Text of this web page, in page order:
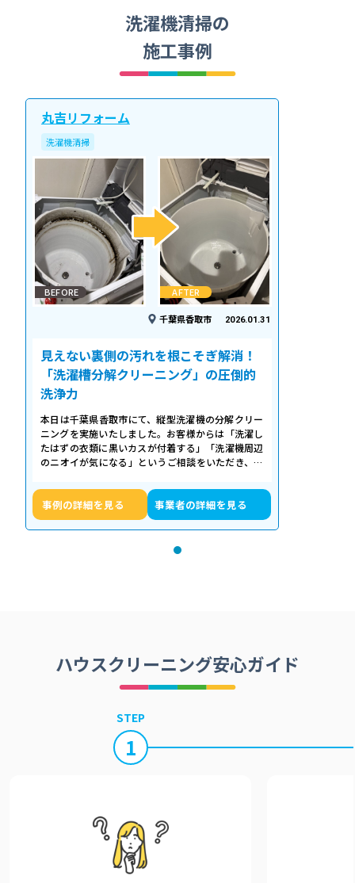
洗濯機清掃の
施工事例
丸吉リフォーム
洗濯機清掃
BEFORE AFTER
千葉県香取市 2026.01.31
見えない裏側の汚れを根こそぎ解消！
「洗濯槽分解クリーニング」の圧倒的
洗浄力
本日は千葉県香取市にて、縦型洗濯機の分解クリー
ニングを実施いたしました。お客様からは「洗濯し
たはずの衣類に黒いカスが付着する」「洗濯機周辺
のニオイが気になる」というご相談をいただき、内
事例の詳細を見る 事業者の詳細を見る
ハウスクリーニング安心ガイド
STEP
1